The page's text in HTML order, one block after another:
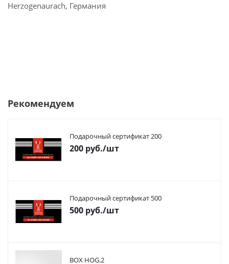
Herzogenaurach, Германия
Рекомендуем
Подарочный сертификат 200
200 руб./шт
Подарочный сертификат 500
500 руб./шт
BOX HOG.2